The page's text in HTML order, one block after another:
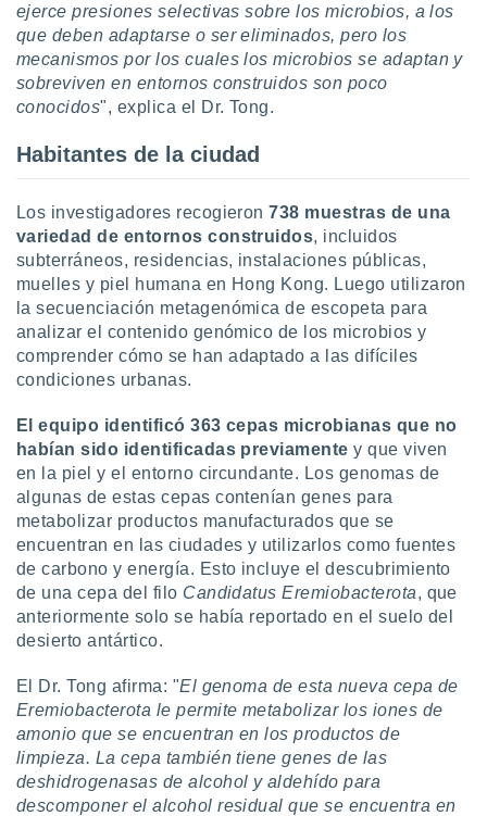
utilizar
crear un
uso de
medir el
de la
el
del
de
de
de
de
uso de
con el
e
mediante
publicidad
de
1199
ejerce presiones selectivas sobre los microbios, a los
que deben adaptarse o ser eliminados, pero los
mecanismos por los cuales los microbios se adaptan y
sobreviven en entornos construidos son poco
conocidos", explica el Dr. Tong.
Habitantes de la ciudad
Los investigadores recogieron738 muestras de una
variedad de entornos construidos, incluidos
subterráneos, residencias, instalaciones públicas,
muelles y piel humana en Hong Kong. Luego utilizaron
la secuenciación metagenómica de escopeta para
analizar el contenido genómico de los microbios y
comprender cómo se han adaptado a las difíciles
condiciones urbanas.
El equipo identificó 363 cepas microbianas que no
habían sido identificadas previamente y que viven
en la piel y el entorno circundante. Los genomas de
algunas de estas cepas contenían genes para
metabolizar productos manufacturados que se
encuentran en las ciudades y utilizarlos como fuentes
de carbono y energía. Esto incluye el descubrimiento
de una cepa del filo Candidatus Eremiobacterota, que
anteriormente solo se había reportado en el suelo del
desierto antártico.
El Dr. Tong afirma: "El genoma de esta nueva cepa de
Eremiobacterota le permite metabolizar los iones de
amonio que se encuentran en los productos de
limpieza. La cepa también tiene genes de las
deshidrogenasas de alcohol y aldehído para
descomponer el alcohol residual que se encuentra en